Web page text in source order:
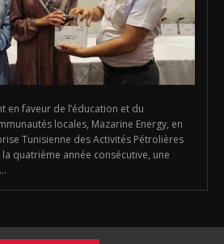
en faveur de l’éducation et du
locales, Mazarine Energy, en
Tunisienne des Activités Pétrolières
la quatrième année consécutive, une